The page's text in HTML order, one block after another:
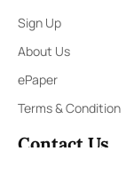
Sign Up
About Us
ePaper
Terms & Condition
Contact Us